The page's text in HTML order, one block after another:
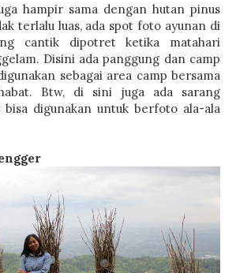
hampir sama dengan hutan pinus
terlalu luas, ada spot foto ayunan di
cantik dipotret ketika matahari
Disini ada panggung dan camp
sebagai area camp bersama
Btw, di sini juga ada sarang
bisa digunakan untuk berfoto ala-ala